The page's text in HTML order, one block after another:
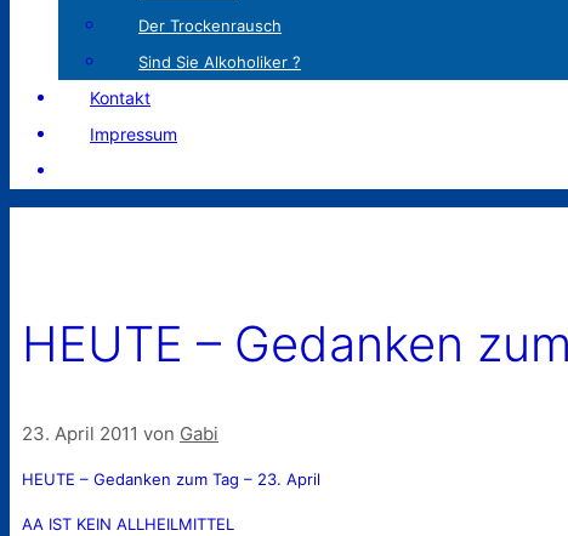
Der Trockenrausch
Sind Sie Alkoholiker ?
Kontakt
Impressum
HEUTE – Gedanken
23. April 2011 von Gabi
HEUTE – Gedanken zum Tag – 23. April
AA IST KEIN ALLHEILMITTEL